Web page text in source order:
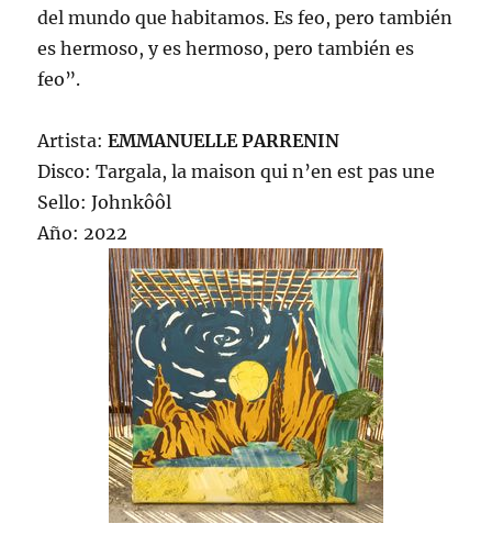
del mundo que habitamos. Es feo, pero también
es hermoso, y es hermoso, pero también es
feo”.
Artista:EMMANUELLE PARRENIN
Disco: Targala, la maison qui n’en est pas une
Sello: Johnkôôl
Año: 2022